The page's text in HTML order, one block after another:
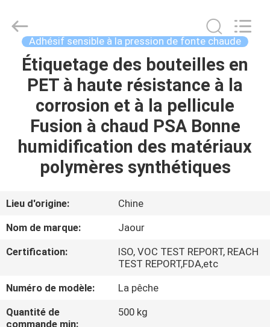
MAISON
PRODUITS
PROPOS
NOUS
DE
L'USINE
CONTRÔLE
Jaour
Adhesive
Products
Reserved.
Adhésif sensible à la pression de fonte chaude
Étiquetage des bouteilles en
PET à haute résistance à la
corrosion et à la pellicule
Fusion à chaud PSA Bonne
humidification des matériaux
polymères synthétiques
Lieu d'origine:
Chine
Nom de marque:
Jaour
Certification:
ISO, VOC TEST REPORT, REACH
TEST REPORT,FDA,etc
Numéro de modèle:
La pêche
Quantité de
commande min:
500 kg